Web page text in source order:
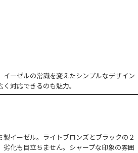
イーゼルの常識を変えたシンプルなデザイン
対応できるのも魅力。
イーゼル。ライトブロンズとブラックの２
化も目立ちません。シャープな印象の雰囲